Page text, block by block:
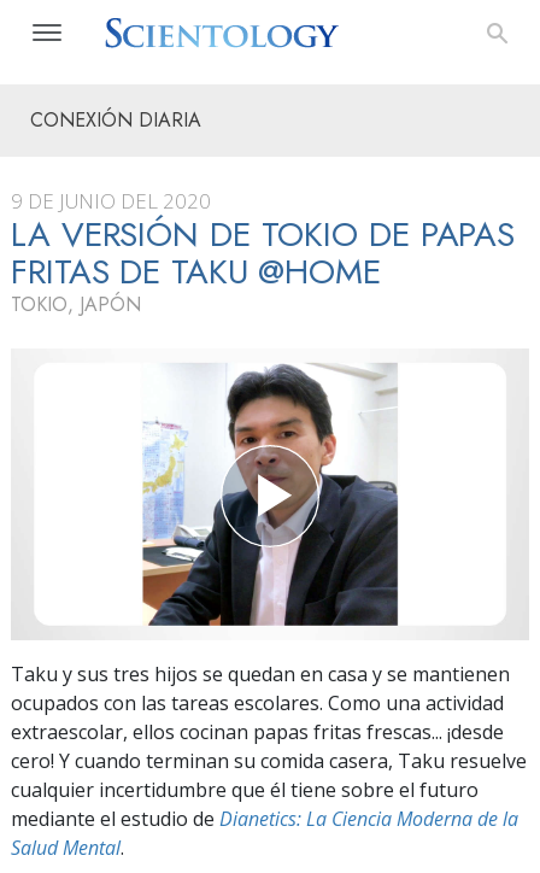
CONEXIÓN DIARIA
9 DE JUNIO DEL 2020
LA VERSIÓN DE TOKIO DE PAPAS
FRITAS DE TAKU @HOME
TOKIO, JAPÓN
Taku y sus tres hijos se quedan en casa y se mantienen
ocupados con las tareas escolares. Como una actividad
extraescolar, ellos cocinan papas fritas frescas... ¡desde
cero! Y cuando terminan su comida casera, Taku resuelve
cualquier incertidumbre que él tiene sobre el futuro
mediante el estudio de Dianetics: La Ciencia Moderna de la
Salud Mental.